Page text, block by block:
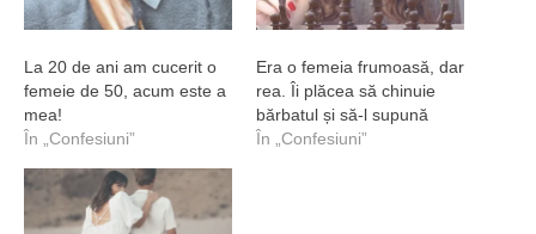
La 20 de ani am cucerit o
femeie de 50, acum este a
mea!
În „Confesiuni”
Era o femeia frumoasă, dar
rea. Îi plăcea să chinuie
bărbatul și să-l supună
În „Confesiuni”